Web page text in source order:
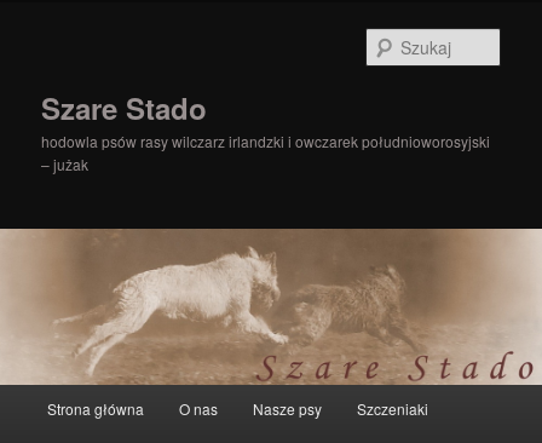
Szare Stado
hodowla psów rasy wilczarz irlandzki i owczarek południoworosyjski
– jużak
Przeskocz
Strona główna O nas Nasze psy Szczeniaki